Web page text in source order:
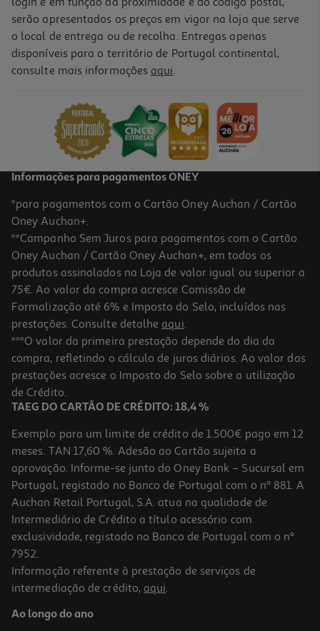
serão apresentados os preços em vigor na loja que serve
o local de entrega ou de recolha. Entregas apenas
disponíveis para o território de Portugal continental,
consulte mais informações aqui.
Informações para pagamentos ONEY
*para pagamentos com o Cartão Oney Auchan / Cartão
Oney Auchan+.
**Campanha Sem Juros para pagamentos com o Cartão
Oney Auchan / Cartão Oney Auchan+, em todos os
produtos assinalados na Loja de valor igual ou superior a
75€. Ao valor da compra acresce Comissão de
Formalização até 6% e Imposto do Selo, incluídos nas
prestações. Consulte detalhe aqui.
***O valor da primeira prestação depende do dia da
compra, refletindo o cálculo de juros diários. Ao valor das
prestações acresce o Imposto do Selo sobre a utilização
de Crédito.
TAEG DO CARTÃO DE CRÉDITO: 18,4 %
Exemplo para um limite de crédito de 1.500€ pago em 12
meses. TAN 17,60 %. Adesão ao Cartão sujeita a
aprovação. Informe-se junto do Oney Bank – Sucursal em
Portugal, registado no Banco de Portugal com o nº 881. A
Auchan Retail Portugal, S.A. atua na qualidade de
Intermediário de Crédito a título acessório com
exclusividade, registado no Banco de Portugal com o nº
7952.
Informação referente à prestação de serviços de
intermediação de crédito, aqui.
Ao longo do ano